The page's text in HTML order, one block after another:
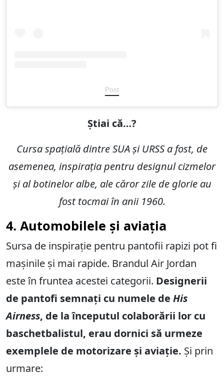
Post
Știai că…?
Cursa spațială dintre SUA și URSS a fost, de
asemenea, inspirația pentru designul cizmelor
și al botinelor albe, ale căror zile de glorie au
fost tocmai în anii 1960.
4. Automobilele și aviația
Sursa de inspirație pentru pantofii rapizi pot fi
mașinile și mai rapide. Brandul Air Jordan
este în fruntea acestei categorii. Designerii
de pantofi semnați cu numele de His
Airness, de la începutul colaborării lor cu
baschetbalistul, erau dornici să urmeze
exemplele de motorizare și aviație. Și prin
urmare: